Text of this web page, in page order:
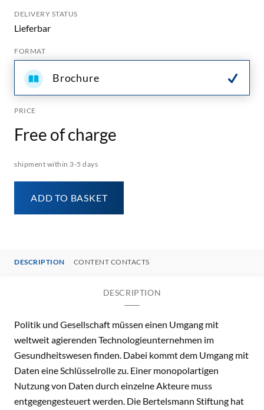
DELIVERY STATUS
Lieferbar
FORMAT
Brochure
PRICE
Free of charge
shipment within 3-5 days
ADD TO BASKET
DESCRIPTION CONTENT CONTACTS
DESCRIPTION
Politik und Gesellschaft müssen einen Umgang mit
weltweit agierenden Technologieunternehmen im
Gesundheitswesen finden. Dabei kommt dem Umgang mit
Daten eine Schlüsselrolle zu. Einer monopolartigen
Nutzung von Daten durch einzelne Akteure muss
entgegengesteuert werden. Die Bertelsmann Stiftung hat